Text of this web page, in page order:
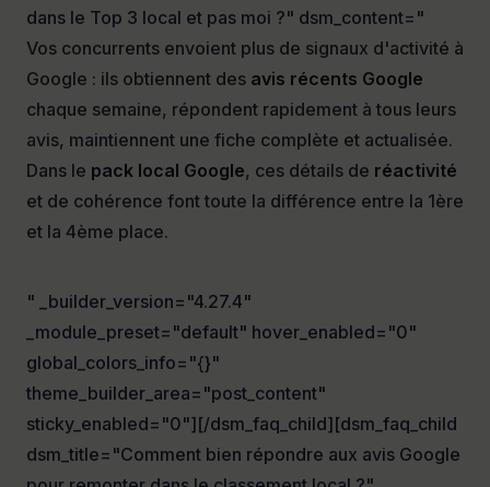
dans le Top 3 local et pas moi ?" dsm_content="
Vos concurrents envoient plus de signaux d'activité à
Google : ils obtiennent des avis récents Google
chaque semaine, répondent rapidement à tous leurs
avis, maintiennent une fiche complète et actualisée.
Dans le pack local Google, ces détails de réactivité
et de cohérence font toute la différence entre la 1ère
et la 4ème place.
" _builder_version="4.27.4"
_module_preset="default" hover_enabled="0"
global_colors_info="{}"
theme_builder_area="post_content"
sticky_enabled="0"][/dsm_faq_child][dsm_faq_child
dsm_title="Comment bien répondre aux avis Google